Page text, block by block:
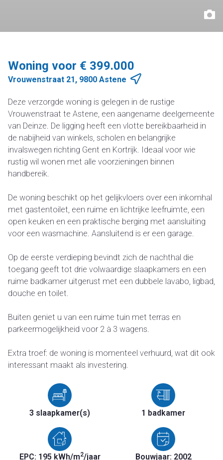
Woning voor € 399.000
Vrouwenstraat 21, 9800 Astene
Deze verzorgde woning is gelegen in de rustige
Vrouwenstraat te Astene, een aangename deelgemeente
van Deinze. De ligging heeft een vlotte bereikbaarheid in
de nabijheid van winkels, scholen en belangrijke
invalswegen richting Gent en Kortrijk. Ideaal voor wie
rustig wil wonen met alle voorzieningen binnen
handbereik.
De woning beschikt op het gelijkvloers over een inkomhal
met gastentoilet, een ruime en lichtrijke leefruimte, een
open keuken en een praktische berging met aansluiting
voor een wasmachine. Aansluitend is er een garage.
Op de eerste verdieping bevindt zich de nachthal die
toegang geeft tot drie volwaardige slaapkamers en een
ruime badkamer uitgerust met een dubbele lavabo, ligbad,
douche en toilet.
Buiten geniet u van een ruime tuin met terras en
parkeermogelijkheid voor 2 à 3 wagens.
Extra troef: de woning is momenteel verhuurd, wat dit ook
interessant maakt als investering.
3 slaapkamer(s) 1 badkamer
EPC: 195 kWh/m2/jaar Bouwjaar: 2002